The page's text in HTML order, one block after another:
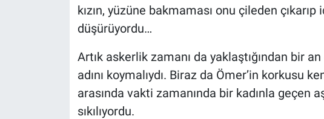
kızın, yüzüne bakmaması onu çileden
düşürüyordu…
Artık askerlik zamanı da yaklaştığından bir
adını koymalıydı. Biraz da Ömer’in korkusu
arasında vakti zamanında bir kadınla geçen
sıkılıyordu.